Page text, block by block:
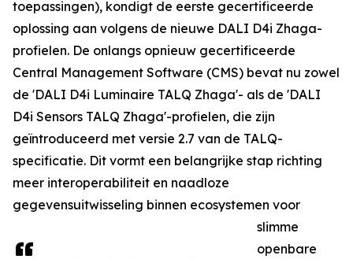
toepassingen), kondigt de eerste gecertificeerde
oplossing aan volgens de nieuwe DALI D4i Zhaga-
profielen. De onlangs opnieuw gecertificeerde
Central Management Software (CMS) bevat nu zowel
de 'DALI D4i Luminaire TALQ Zhaga'- als de 'DALI
D4i Sensors TALQ Zhaga'-profielen, die zijn
geïntroduceerd met versie 2.7 van de TALQ-
specificatie. Dit vormt een belangrijke stap richting
meer interoperabiliteit en naadloze
gegevensuitwisseling binnen ecosystemen voor
slimme
openbare